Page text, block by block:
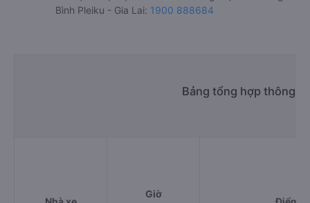
Xem địa chỉ văn phòng nhà xe Tân Quang Dũng: